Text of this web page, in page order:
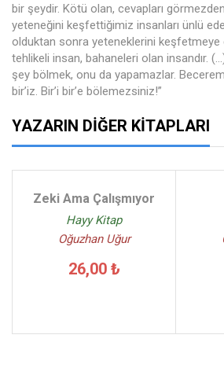
bir şeydir. Kötü olan, cevapları
yeteneğini keşfettiğimiz insanları ünlü
olduktan sonra yeteneklerini keşfetmeye
tehlikeli insan, bahaneleri olan insandır.
şey bölmek, onu da yapamazlar.
bir’iz. Bir’i bir’e bölemezsiniz!”
YAZARIN DIĞER KITAPLARI
Zeki Ama Çalışmıyor
Hayy Kitap
Oğuzhan Uğur
26,00 ₺